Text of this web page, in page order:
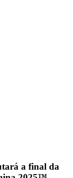
a final da